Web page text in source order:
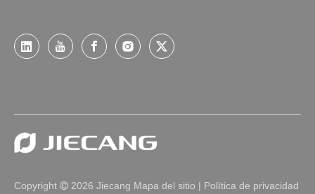
Copyright  2026 Jiecang Mapa del sitio | Política de privacidad